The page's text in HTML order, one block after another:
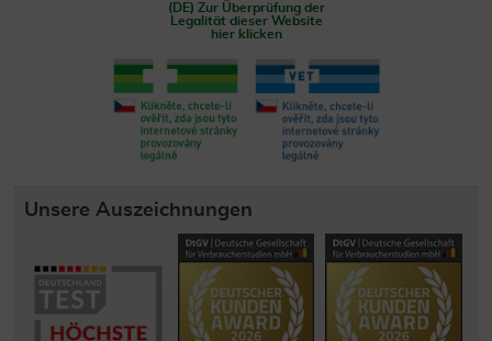
(DE) Zur Überprüfung der
Legalität dieser Website
hier klicken
Unsere Auszeichnungen